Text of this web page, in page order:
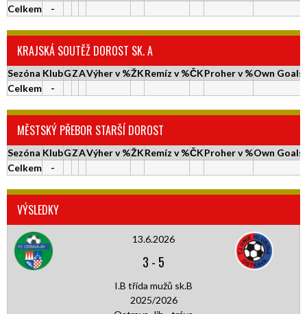
Celkem
-
KRAJSKÁ SOUTĚŽ DOROST SK. A
Sezóna KlubGZAVýher v %ŽKRemíz v %ČKProher v %Own Goals
Celkem
-
MĚSTSKÝ PŘEBOR STARŠÍ DOROST
Sezóna KlubGZAVýher v %ŽKRemíz v %ČKProher v %Own Goals
Celkem
-
VÝSLEDKY
13.6.2026
3 - 5
I.B třída mužů sk.B
2025/2026